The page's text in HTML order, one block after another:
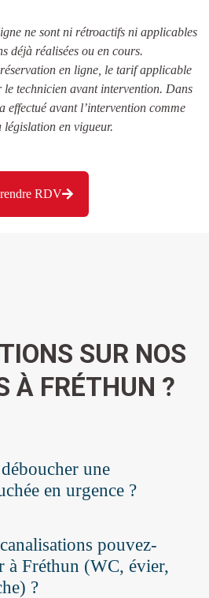
ne sont ni rétroactifs ni applicables
déjà réalisées ou en cours.
en ligne, le tarif applicable
technicien avant intervention. Dans
effectué avant l’intervention comme
législation en vigueur.
RDV
SUR NOS
À FRÉTHUN ?
une
en urgence ?
pouvez-
à Fréthun (WC, évier,
?